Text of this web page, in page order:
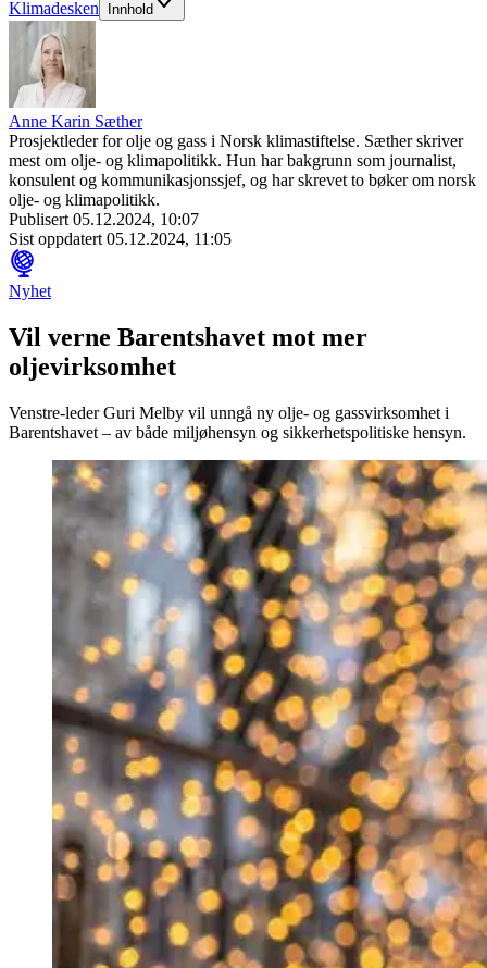
Klimadesken Innhold
Anne Karin Sæther
Prosjektleder for olje og gass i Norsk klimastiftelse. Sæther skriver
mest om olje- og klimapolitikk. Hun har bakgrunn som journalist,
konsulent og kommunikasjonssjef, og har skrevet to bøker om norsk
olje- og klimapolitikk.
Publisert 05.12.2024, 10:07
Sist oppdatert 05.12.2024, 11:05
Nyhet
Vil verne Barentshavet mot mer
oljevirksomhet
Venstre-leder Guri Melby vil unngå ny olje- og gassvirksomhet i
Barentshavet – av både miljøhensyn og sikkerhetspolitiske hensyn.